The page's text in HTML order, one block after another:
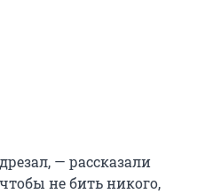
— рассказали
не бить никого,